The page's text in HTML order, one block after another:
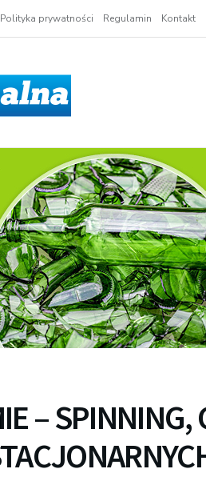
Polityka prywatności Regulamin Kontakt
– SPINNING,